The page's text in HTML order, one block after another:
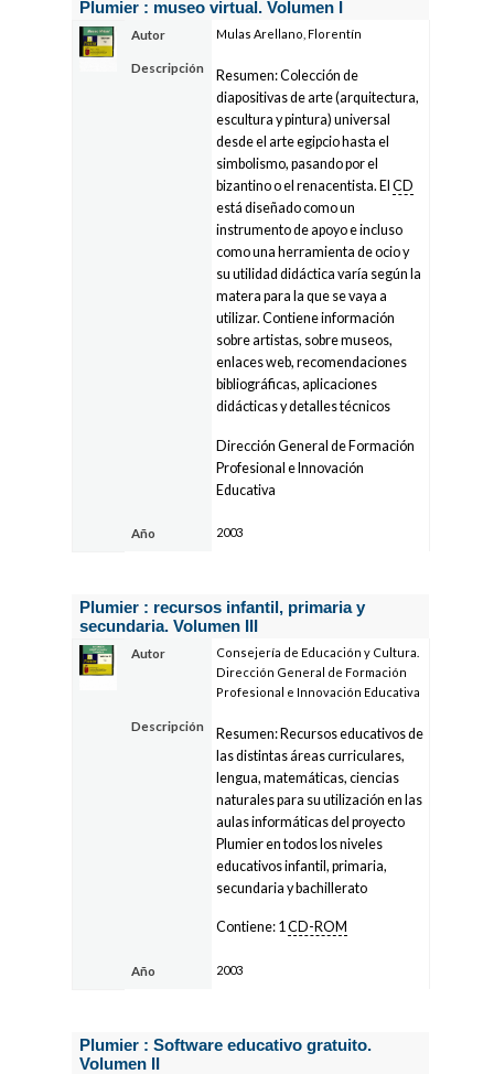
Plumier : museo virtual. Volumen I
Autor Mulas Arellano, Florentín
Descripción
Resumen: Colección de
diapositivas de arte (arquitectura,
escultura y pintura) universal
desde el arte egipcio hasta el
simbolismo, pasando por el
bizantino o el renacentista. ElCD
está diseñado como un
instrumento de apoyo e incluso
como una herramienta de ocio y
su utilidad didáctica varía según la
matera para la que se vaya a
utilizar. Contiene información
sobre artistas, sobre museos,
enlaces web, recomendaciones
bibliográficas, aplicaciones
didácticas y detalles técnicos
Dirección General de Formación
Profesional e Innovación
Educativa
Año 2003
Plumier : recursos infantil, primaria y
secundaria. Volumen III
Autor
Consejería de Educación y Cultura.
Dirección General de Formación
Profesional e Innovación Educativa
Descripción
Resumen: Recursos educativos de
las distintas áreas curriculares,
lengua, matemáticas, ciencias
naturales para su utilización en las
aulas informáticas del proyecto
Plumier en todos los niveles
educativos infantil, primaria,
secundaria y bachillerato
Contiene: 1CD-ROM
Año 2003
Plumier : Software educativo gratuito.
Volumen II